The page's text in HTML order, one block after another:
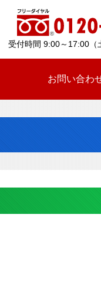
受付時間 9:00～17:00（
お問い合わ